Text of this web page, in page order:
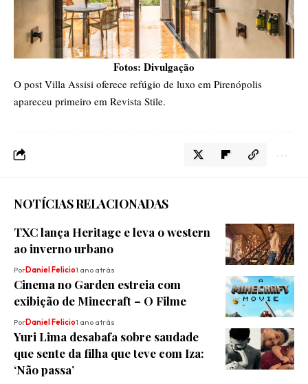
Fotos: Divulgação
O post Villa Assisi oferece refúgio de luxo em Pirenópolis
apareceu primeiro em Revista Stile.
NOTÍCIAS RELACIONADAS
TXC lança Heritage e leva o western
ao inverno urbano
PorDaniel Felicio1 ano atrás
Cinema no Garden estreia com
exibição de Minecraft – O Filme
PorDaniel Felicio1 ano atrás
Yuri Lima desabafa sobre saudade
que sente da filha que teve com Iza:
‘Não passa’